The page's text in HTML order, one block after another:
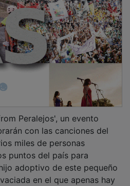
Peralejos', un evento
con las canciones del
miles de personas
puntos del país para
adoptivo de este pequeño
en el que apenas hay